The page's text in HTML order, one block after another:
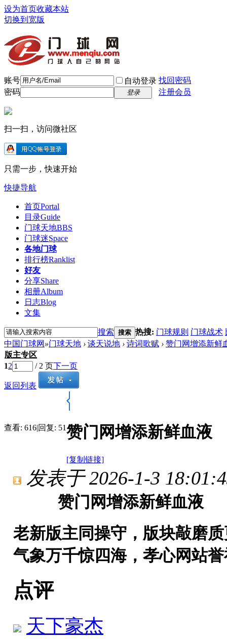
设为首页收藏本站
切换到宽版
账号 自动登录 找回密码
密码
登录 注册会员
扫一扫，访问微社区
只需一步，快速开始
快捷导航
首页Portal
目录Guide
门球天地BBS
门球迷Space
各地门球
排行榜Ranklist
好友
分享Share
相册Album
日志Blog
文集
搜索 搜索 热搜: 门球规则 门球战术
中国门球网 »门球天地 › 谈天说地 › 诗词歌赋 › 赞门网增添新鲜
版主专区
12 / 2 页下一页
返回列表
查看: 616|回复: 51赞门网增添新鲜血液
[复制链接]
发表于 2026-1-3
赞门网增添新鲜血液
老新版主同操守，版块敲磨
气象万千惊四海，孝心网站
点评
天下豪杰